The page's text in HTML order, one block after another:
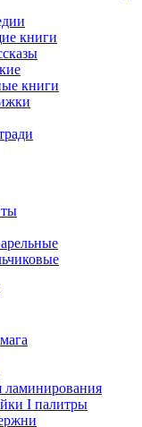
книги
книги
ламинирования
I палитры